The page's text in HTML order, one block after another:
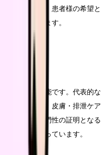
ます。また、患者様の希望と
必要となります。
の取得が可能です。代表的な
認定看護師、皮膚・排泄ケア
資格は、専門性の証明となる
とが多くなっています。